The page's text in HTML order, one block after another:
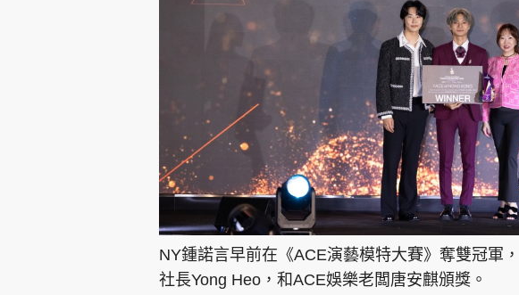
NY鍾諾言早前在《ACE演藝模特大賽》奪雙冠軍
社長Yong Heo，和ACE娛樂老闆唐安麒頒獎。